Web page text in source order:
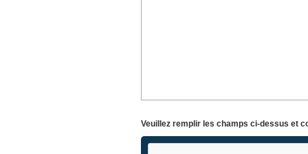
Veuillez remplir les champs ci-dessus et